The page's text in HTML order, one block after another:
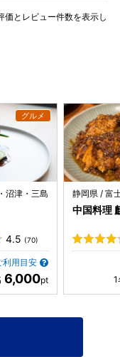
、衛生管理にも不安
間によっては対応
ますが、最初の案内
ていた満足度には届
は思えませんでし
れば、より素敵な宿
ぼ見えず食事がす
テーブル席の客席に
では繋がらなかっ
団？が煎餅みたいな
敷いてあるだけだっ
らの夕飯にされる
。3食提供っておか
価とレビュー件数を表示し
沼津・三島
4.5 (70)
利用目安
6,000
静岡県 / 富
中国料理